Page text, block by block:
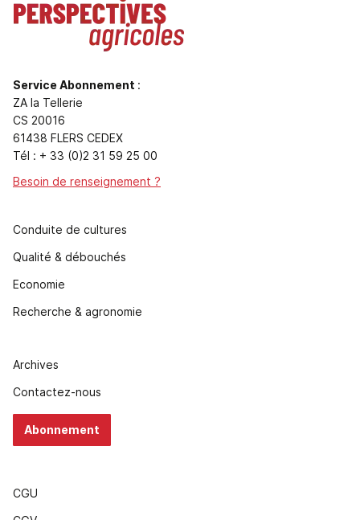
Service Abonnement :
ZA la Tellerie
CS 20016
61438 FLERS CEDEX
Tél : + 33 (0)2 31 59 25 00
Besoin de renseignement ?
Conduite de cultures
Qualité & débouchés
Economie
Recherche & agronomie
Archives
Contactez-nous
Abonnement
CGU